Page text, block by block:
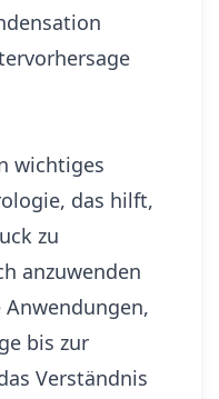
wichtiges
das hilft,
zu
anzuwenden
bis zur
Verständnis